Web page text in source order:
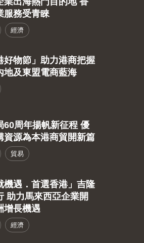
服務受青睞
經濟
好物節」助力港商把握
地及東盟電商藍海
60周年揚帆新征程 優
資源為本港商貿開新篇
貿易
機遇．首選香港」吉隆
助力馬來西亞企業開
增長機遇
經濟